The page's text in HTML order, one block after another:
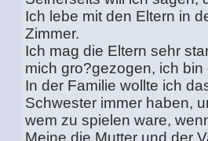
Ich lebe mit den Eltern in
Zimmer.
Ich mag die Eltern sehr
mich gro?gezogen, ich
In der Familie wollte ich
Schwester immer haben,
wem zu spielen ware,
Meine die Mutter und der